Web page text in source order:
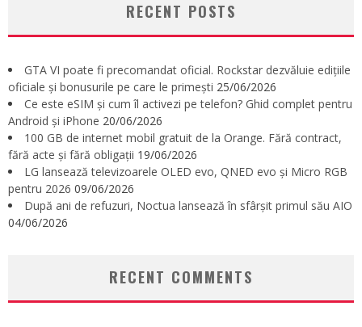
RECENT POSTS
GTA VI poate fi precomandat oficial. Rockstar dezvăluie edițiile
oficiale și bonusurile pe care le primești 25/06/2026
Ce este eSIM și cum îl activezi pe telefon? Ghid complet pentru
Android și iPhone 20/06/2026
100 GB de internet mobil gratuit de la Orange. Fără contract,
fără acte și fără obligații 19/06/2026
LG lansează televizoarele OLED evo, QNED evo și Micro RGB
pentru 2026 09/06/2026
După ani de refuzuri, Noctua lansează în sfârșit primul său AIO
04/06/2026
RECENT COMMENTS